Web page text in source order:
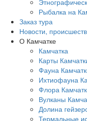
Рыбалка на
Заказ тура
Новости,
О Камчатке
Камчатка
Карты
Фауна
Ихтиофауна
Флора
Вулканы
Долина
Термальные